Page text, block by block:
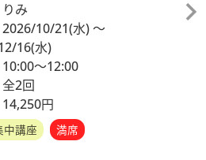
み
2026/10/21(水)～
16(水)
～12:00
2回
円
中講座 満席